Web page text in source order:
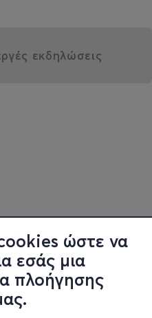
ώστε να
εσάς μια
πλοήγησης
εκδηλώσεις